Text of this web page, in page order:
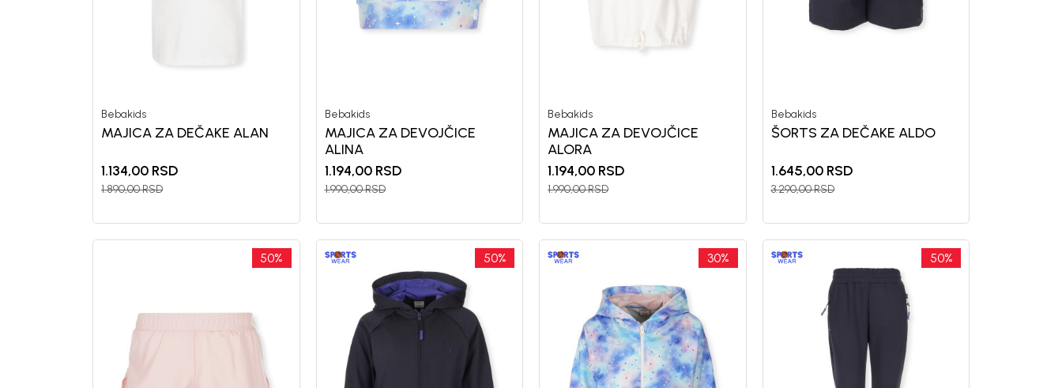
Bebakids
MAJICA ZA DEČAKE ALAN
1.134,00 RSD
1.890,00RSD
Bebakids
MAJICA ZA DEVOJČICE
ALINA
1.194,00 RSD
1.990,00RSD
Bebakids
MAJICA ZA DEVOJČICE
ALORA
1.194,00 RSD
1.990,00RSD
Bebakids
ŠORTS ZA DEČAKE ALDO
1.645,00 RSD
3.290,00RSD
50% 50% 30% 50%
Registruj se i osvoji
10%POPUSTA